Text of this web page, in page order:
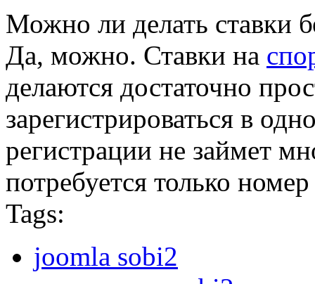
Можно ли делать ставки
Да, можно. Ставки на
делаются достаточно
зарегистрироваться в
регистрации не займет
потребуется только
Tags:
joomla sobi2